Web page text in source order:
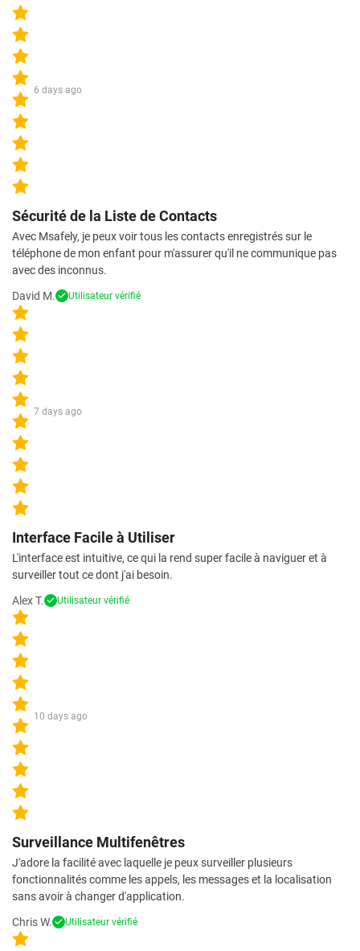
6 days ago
Sécurité de la Liste de Contacts
Avec Msafely, je peux voir tous les contacts enregistrés sur le
téléphone de mon enfant pour m'assurer qu'il ne communique pas
avec des inconnus.
David M.
Utilisateur vérifié
7 days ago
Interface Facile à Utiliser
L'interface est intuitive, ce qui la rend super facile à naviguer et à
surveiller tout ce dont j'ai besoin.
Alex T.
Utilisateur vérifié
10 days ago
Surveillance Multifenêtres
J'adore la facilité avec laquelle je peux surveiller plusieurs
fonctionnalités comme les appels, les messages et la localisation
sans avoir à changer d'application.
Chris W.
Utilisateur vérifié